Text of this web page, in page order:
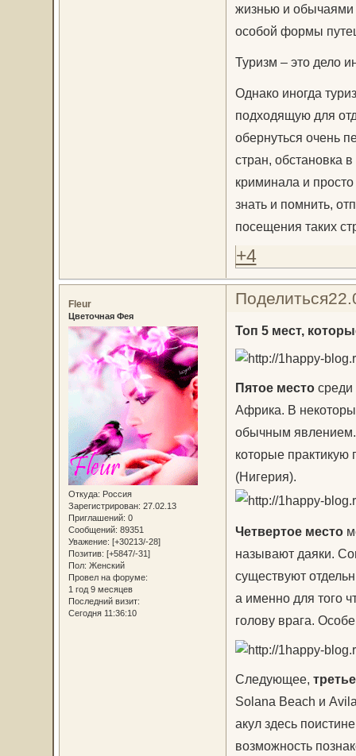
жизнью и обычаями
особой формы
Туризм – это дело
Однако иногда
подходящую для
обернуться очень
стран, обстановка
криминала и
знать и помнить,
посещения таких
+4
Поделиться
Fleur
Цветочная Фея
Откуда: Россия
Зарегистрирован: 27.02.13
Приглашений: 0
Сообщений: 89351
Уважение: [+30213/-28]
Позитив: [+5847/-31]
Пол: Женский
Провел на форуме:
1 год 9 месяцев
Последний визит:
Сегодня 11:36:10
Топ 5 мест,
Пятое местосреди
Африка. В
обычным явлением.
которые
(Нигерия).
Четвертое место
называют даяки.
существуют
а именно для того
голову врага.
Следующее,
Solana Beach и
акул здесь
возможность